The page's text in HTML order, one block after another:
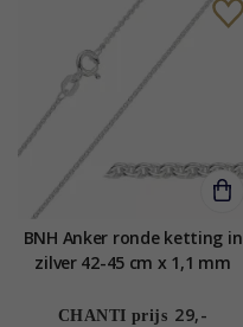
BNH Anker ronde ketting in
zilver 42-45 cm x 1,1 mm
CHANTI prijs 29,-